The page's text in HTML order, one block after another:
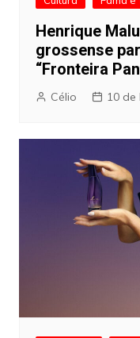
Henrique
grossense
“Fronteira
Célio 10 de